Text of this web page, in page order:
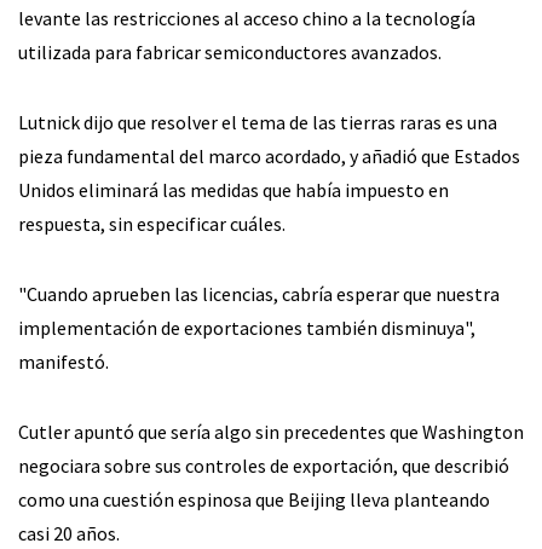
levante las restricciones al acceso chino a la tecnología
utilizada para fabricar semiconductores avanzados.
Lutnick dijo que resolver el tema de las tierras raras es una
pieza fundamental del marco acordado, y añadió que Estados
Unidos eliminará las medidas que había impuesto en
respuesta, sin especificar cuáles.
"Cuando aprueben las licencias, cabría esperar que nuestra
implementación de exportaciones también disminuya",
manifestó.
Cutler apuntó que sería algo sin precedentes que Washington
negociara sobre sus controles de exportación, que describió
como una cuestión espinosa que Beijing lleva planteando
casi 20 años.